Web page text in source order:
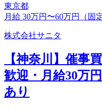
東京都
月給 30万円〜60万円（固
株式会社サニタ
【神奈川】催事
歓迎・月給30万
あり